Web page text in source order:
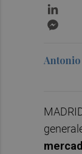
Antonio